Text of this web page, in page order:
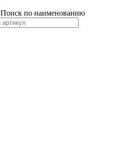
Поиск по наименованию